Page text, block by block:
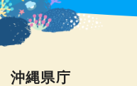
沖縄県庁